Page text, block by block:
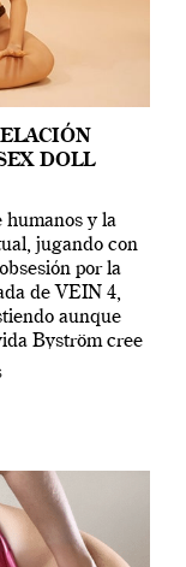
DOLL
humanos y la
jugando con
por la
de VEIN 4,
aunque
Byström cree
[…]